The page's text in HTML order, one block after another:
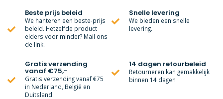
Beste prijs beleid
We hanteren een beste-prijs
beleid. Hetzelfde product
elders voor minder? Mail ons
de link.
Snelle levering
We bieden een snelle
levering.
Gratis verzending
vanaf €75,-
Gratis verzending vanaf €75
in Nederland, België en
Duitsland.
14 dagen retourbeleid
Retourneren kan gemakkelijk
binnen 14 dagen